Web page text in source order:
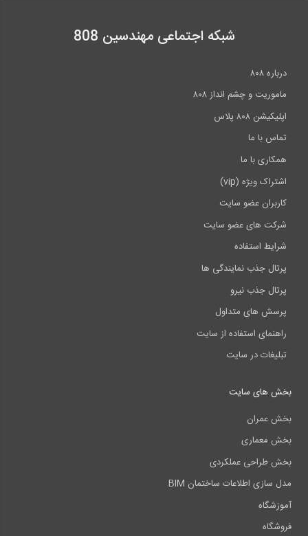
شبکه اجتماعی مهندسین 808
درباره ۸۰۸
ماموریت و چشم انداز ۸۰۸
اپلیکیشن ۸۰۸ پلاس
تماس با ما
همکاری با ما
اشتراک ویژه (vip)
کاربران عضو سایت
شرکت های عضو سایت
شرایط استفاده
پرتال جذب نمایندگی ها
پرتال جذب نیرو
پرسش های متداول
راهنمای استفاده از سایت
تبلیغات در سایت
بخش های سایت
بخش عمران
بخش معماری
بخش طراحی عملکردی
مدل سازی اطلاعات ساختمان BIM
آموزشگاه
فروشگاه